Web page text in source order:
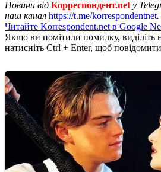
Новини від Корреспондент.net у
наш канал https://t.me/korrespondentnet.
Читайте Korrespondent.net в Google
Якщо ви помітили помилку, виділіть
натисніть Ctrl + Enter, щоб